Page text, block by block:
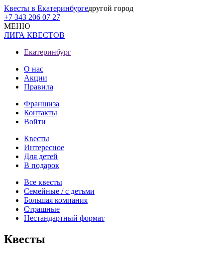
Квесты в Екатеринбургедругой город
+7 343 206 07 27
МЕНЮ
ЛИГА КВЕСТОВ
Екатеринбург
О нас
Акции
Правила
Франшиза
Контакты
Войти
Квесты
Интересное
Для детей
В подарок
Все квесты
Семейные / с детьми
Большая компания
Страшные
Нестандартный формат
Квесты